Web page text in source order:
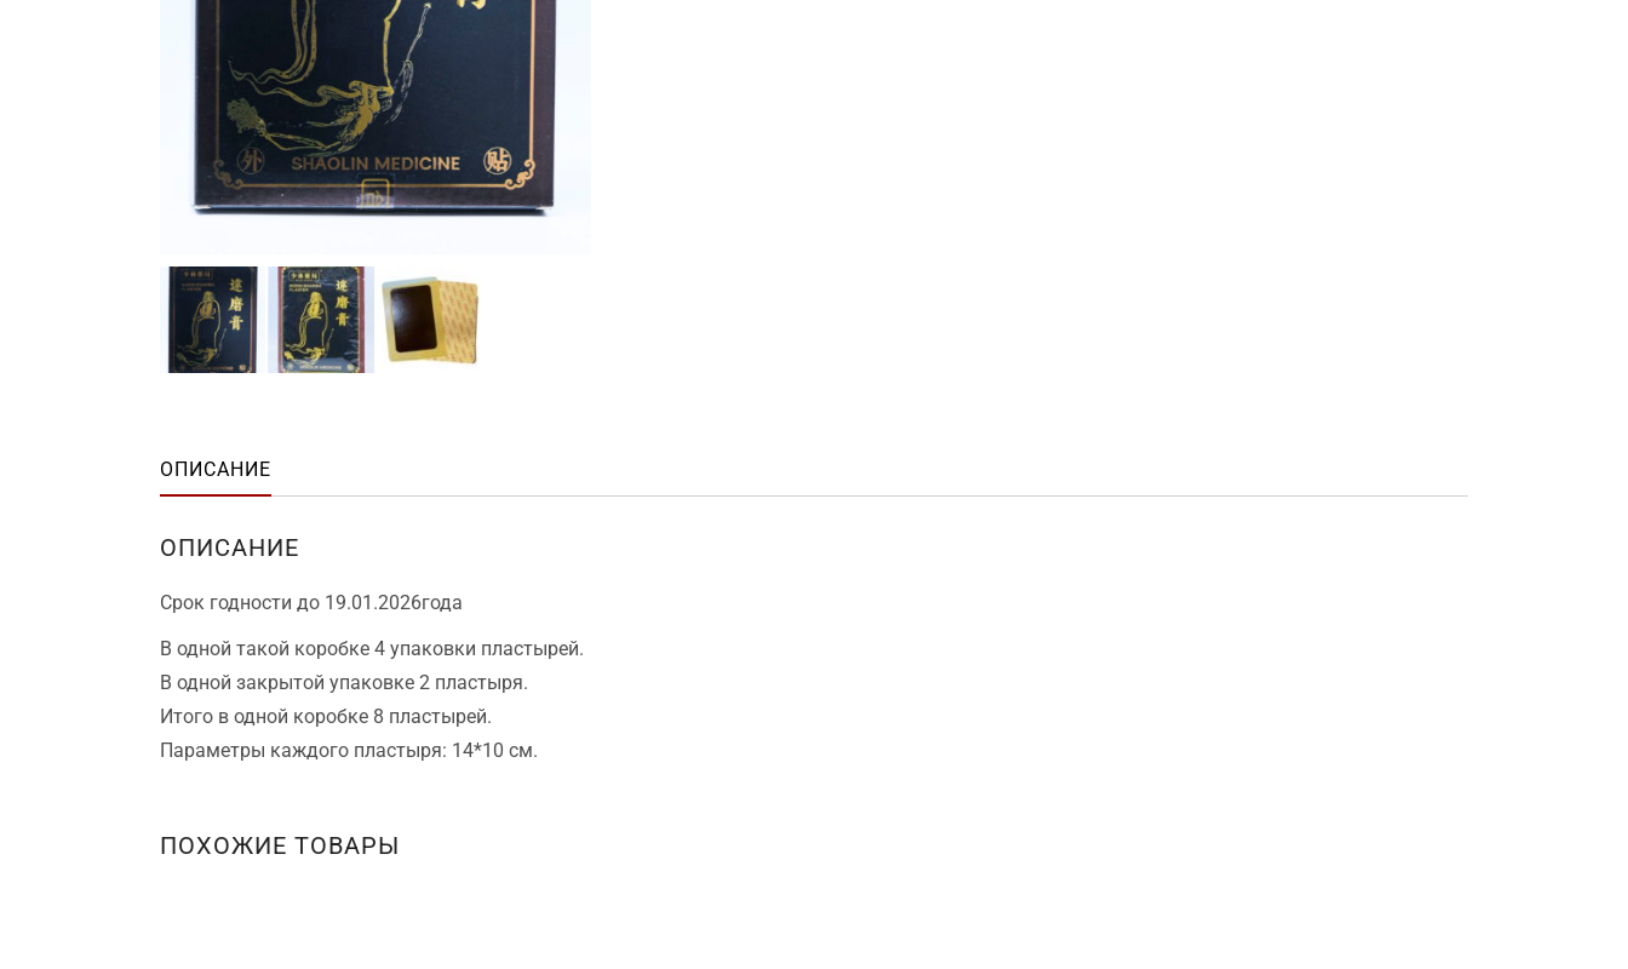
ОПИСАНИЕ
ОПИСАНИЕ
Срок годности до 19.01.2026года
В одной такой коробке 4 упаковки пластырей.
В одной закрытой упаковке 2 пластыря.
Итого в одной коробке 8 пластырей.
Параметры каждого пластыря: 14*10 см.
ПОХОЖИЕ ТОВАРЫ